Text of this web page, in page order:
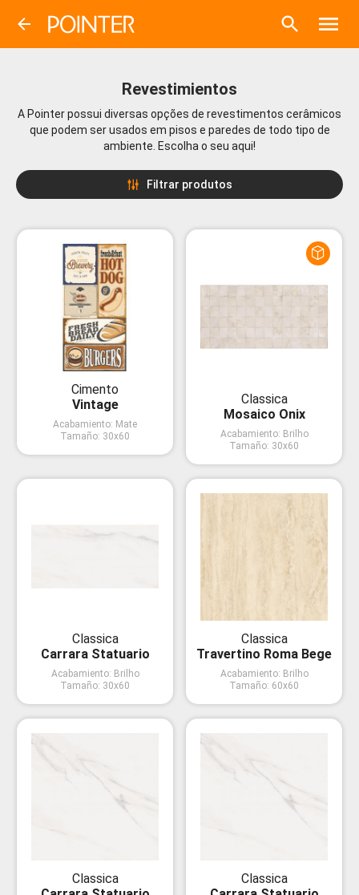
Revestimientos
A Pointer possui diversas opções de revestimentos cerâmicos
que podem ser usados em pisos e paredes de todo tipo de
ambiente. Escolha o seu aqui!
Filtrar produtos
Cimento
Vintage
Acabamiento: Mate
Tamaño: 30x60
Classica
Mosaico Onix
Acabamiento: Brilho
Tamaño: 30x60
Classica
Carrara Statuario
Acabamiento: Brilho
Tamaño: 30x60
Classica
Travertino Roma Bege
Acabamiento: Brilho
Tamaño: 60x60
Classica
Classica